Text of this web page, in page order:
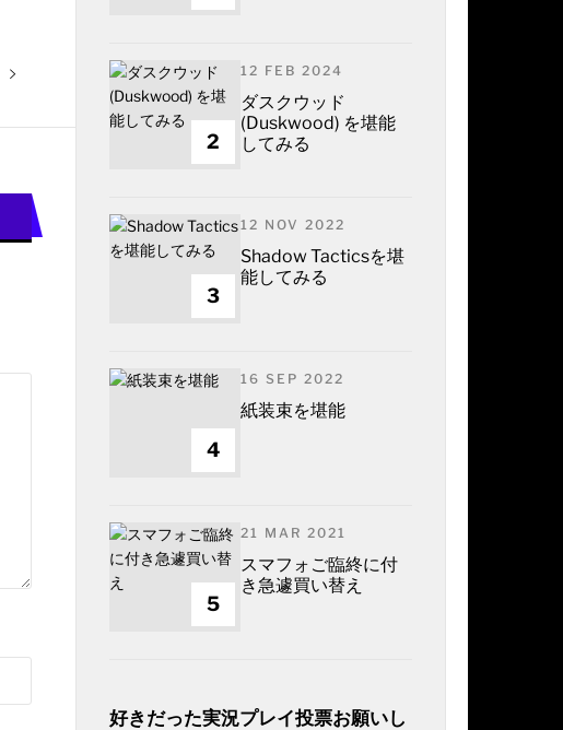
2
12 FEB 2024
ダスクウッド
(Duskwood) を堪能
してみる
3
12 NOV 2022
Shadow Tacticsを堪
能してみる
4
16 SEP 2022
紙装束を堪能
5
21 MAR 2021
スマフォご臨終に付
き急遽買い替え
好きだった実況プレイ投票お願いし